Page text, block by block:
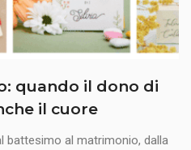
quando il dono di
il cuore
battesimo al matrimonio, dalla